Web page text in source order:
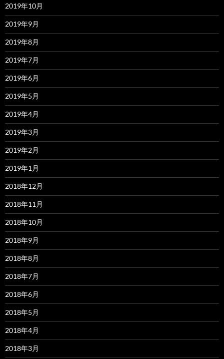
2019年10月
2019年9月
2019年8月
2019年7月
2019年6月
2019年5月
2019年4月
2019年3月
2019年2月
2019年1月
2018年12月
2018年11月
2018年10月
2018年9月
2018年8月
2018年7月
2018年6月
2018年5月
2018年4月
2018年3月